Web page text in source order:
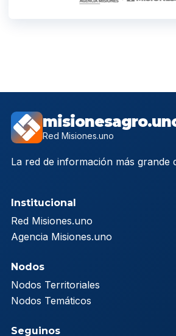
Red Misiones.uno
La red de información más grande
Institucional
Red Misiones.uno
Agencia Misiones.uno
Nodos
Nodos Territoriales
Nodos Temáticos
Seguinos